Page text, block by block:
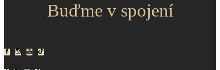
Buďme v spojení